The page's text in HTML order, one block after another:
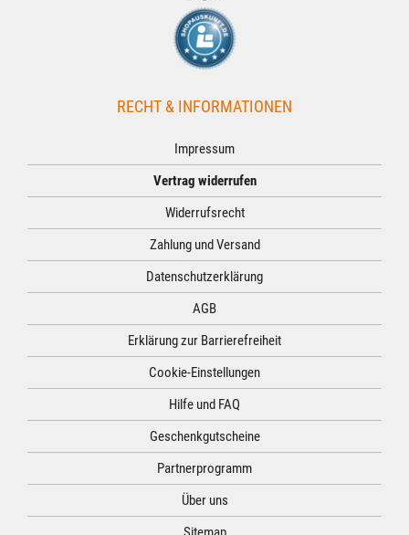
RECHT & INFORMATIONEN
Impressum
Vertrag widerrufen
Widerrufsrecht
Zahlung und Versand
Datenschutzerklärung
AGB
Erklärung zur Barrierefreiheit
Cookie-Einstellungen
Hilfe und FAQ
Geschenkgutscheine
Partnerprogramm
Über uns